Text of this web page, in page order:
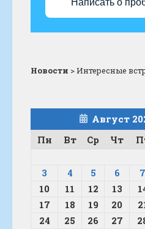
Написать о
Новости >Интересные
Август
Пн
Вт Ср Чт
3
4 5 6 7
10
11 12 13
17
18 19 20
24
25 26 27